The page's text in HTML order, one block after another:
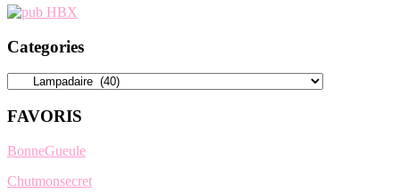
Categories
Categories
FAVORIS
BonneGueule
Chutmonsecret